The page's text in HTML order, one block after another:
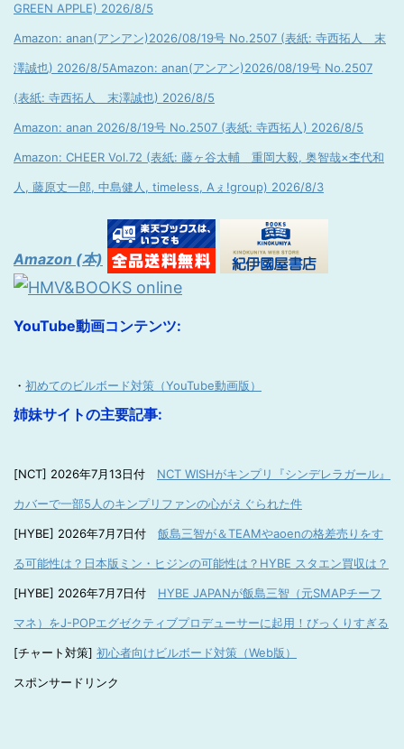
GREEN APPLE) 2026/8/5
Amazon: anan(アンアン)2026/08/19号 No.2507 (表紙: 寺西拓人 末
澤誠也) 2026/8/5Amazon: anan(アンアン)2026/08/19号 No.2507
(表紙: 寺西拓人 末澤誠也) 2026/8/5
Amazon: anan 2026/8/19号 No.2507 (表紙: 寺西拓人) 2026/8/5
Amazon: CHEER Vol.72 (表紙: 藤ヶ谷太輔 重岡大毅, 奥智哉×杢代和
人, 藤原丈一郎, 中島健人, timeless, Aぇ!group) 2026/8/3
Amazon (本)
YouTube動画コンテンツ:
・ 初めてのビルボード対策（YouTube動画版）
姉妹サイトの主要記事:
[NCT] 2026年7月13日付 NCT WISHがキンプリ『シンデレラガール』
カバーで一部5人のキンプリファンの心がえぐられた件
[HYBE] 2026年7月7日付 飯島三智が＆TEAMやaoenの格差売りをす
る可能性は？日本版ミン・ヒジンの可能性は？HYBE スタエン買収は？
[HYBE] 2026年7月7日付 HYBE JAPANが飯島三智（元SMAPチーフ
マネ）をJ-POPエグゼクティブプロデューサーに起用！びっくりすぎる
[チャート対策] 初心者向けビルボード対策（Web版）
スポンサードリンク